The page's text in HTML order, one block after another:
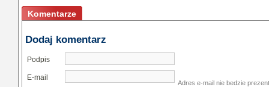
Komentarze
Dodaj komentarz
Podpis
E-mail
Adres e-mail nie bedzie